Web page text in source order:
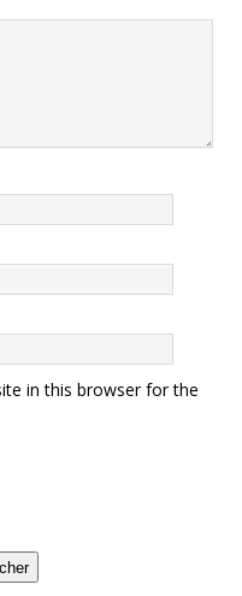
in this browser for the